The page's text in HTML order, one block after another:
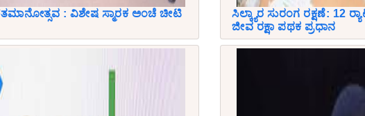
: ವಿಶೇಷ ಸ್ಮಾರಕ ಅಂಚೆ ಚೀಟಿ
ಸಿಲ್ಕ್ಯಾರ ಸುರಂಗ ರಕ್ಷಣೆ: 12
ಜೀವ ರಕ್ಷಾ ಪಥಕ ಪ್ರಧಾನ